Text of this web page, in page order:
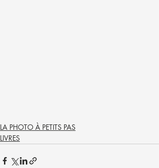
LA PHOTO À PETITS PAS
LIVRES